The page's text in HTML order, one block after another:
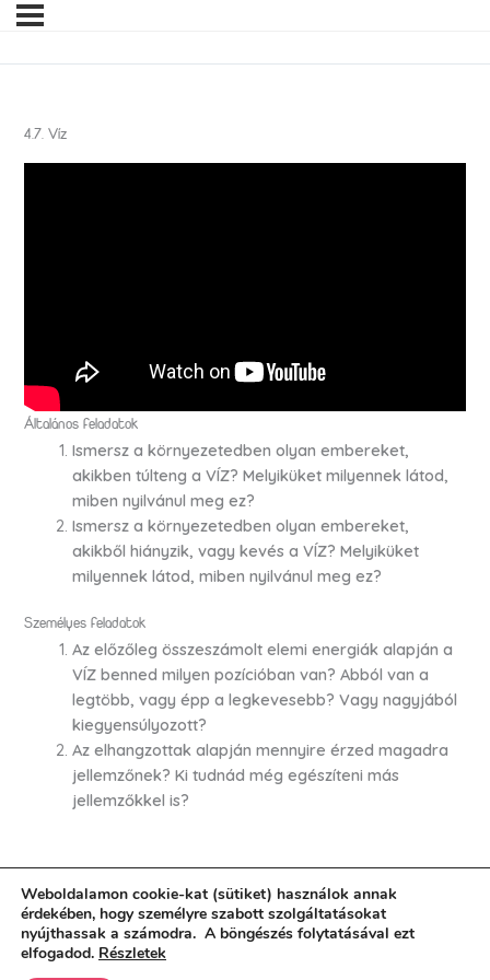
4.7. Víz
Általános feladatok
Ismersz a környezetedben olyan embereket,
akikben túlteng a VÍZ? Melyiküket milyennek látod,
miben nyilvánul meg ez?
Ismersz a környezetedben olyan embereket,
akikből hiányzik, vagy kevés a VÍZ? Melyiküket
milyennek látod, miben nyilvánul meg ez?
Személyes feladatok
Az előzőleg összeszámolt elemi energiák alapján a
VÍZ benned milyen pozícióban van? Abból van a
legtöbb, vagy épp a legkevesebb? Vagy nagyjából
kiegyensúlyozott?
Az elhangzottak alapján mennyire érzed magadra
jellemzőnek? Ki tudnád még egészíteni más
jellemzőkkel is?
Hozzászólások küldése
Weboldalamon cookie-kat (sütiket) használok annak
érdekében, hogy személyre szabott szolgáltatásokat
nyújthassak a számodra. A böngészés folytatásával ezt
elfogadod. Részletek